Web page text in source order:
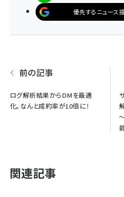
優先するニュース
前の記事
ログ解析結果からDMを最適
化。なんと成約率が10倍に！
関連記事